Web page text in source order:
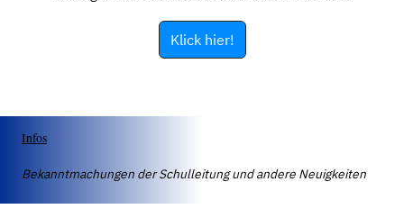
Klick hier!
Infos
Bekanntmachungen der Schulleitung und andere Neuigkeiten